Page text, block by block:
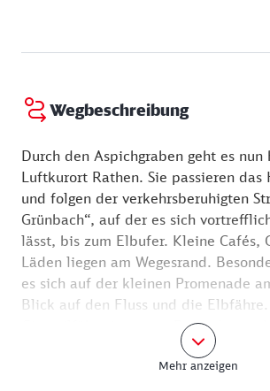
abgebaut und zu feinem Sand
seinen sechs Klettergipfeln ist der
beliebtes Klettergebiet für Sportler.
Wegbeschreibung
Durch den Aspichgraben geht es
Luftkurort Rathen. Sie passieren das
und folgen der verkehrsberuhigten
Grünbach“, auf der es sich
lässt, bis zum Elbufer. Kleine Cafés,
Läden liegen am Wegesrand.
es sich auf der kleinen Promenade
Blick auf den Fluss und die
Gierseilfähre ist etwas Besonderes,
sehr umweltschonend ohne Motor.
nutzt die Strömung des Flusses und
Mehr anzeigen